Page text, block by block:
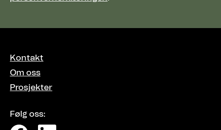
Kontakt
Om oss
Prosjekter
Følg oss: